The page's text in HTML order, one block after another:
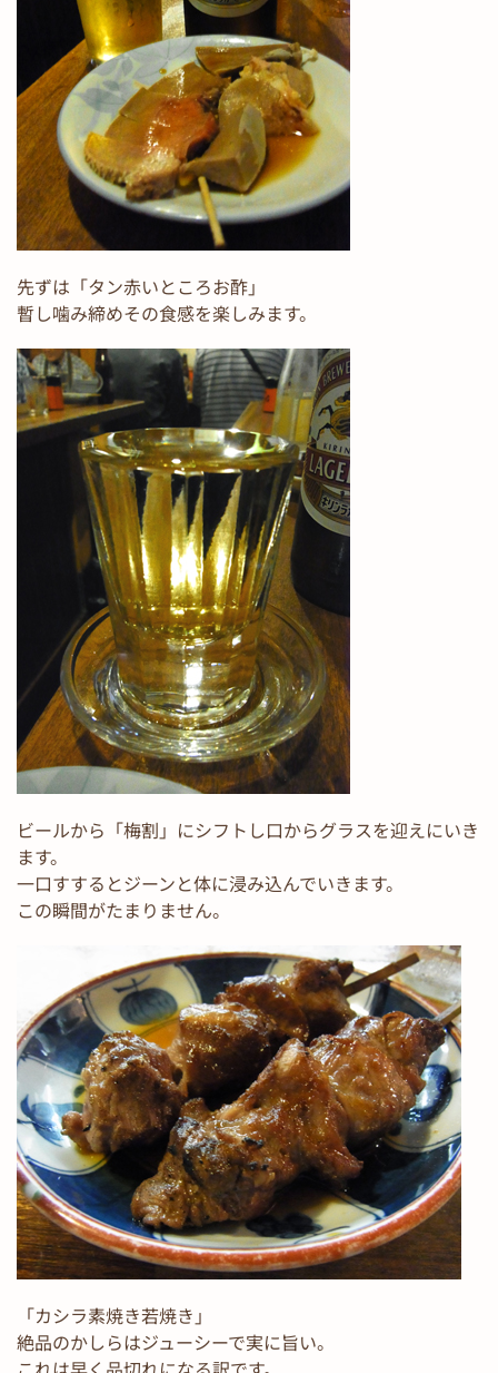
先ずは「タン赤いところお酢」
暫し噛み締めその食感を楽しみます。
ビールから「梅割」にシフトし口からグラスを迎えにいき
ます。
一口すするとジーンと体に浸み込んでいきます。
この瞬間がたまりません。
「カシラ素焼き若焼き」
絶品のかしらはジューシーで実に旨い。